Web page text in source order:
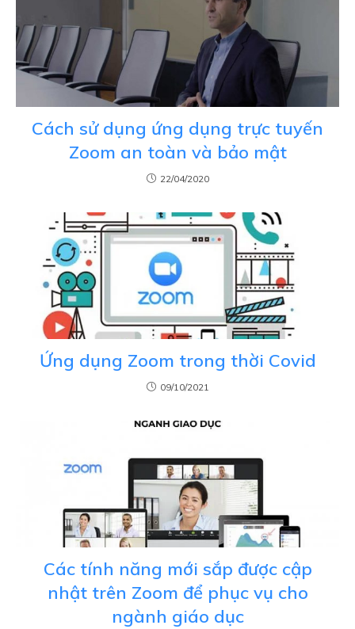
Cách sử dụng ứng dụng trực tuyến
Zoom an toàn và bảo mật
22/04/2020
Ứng dụng Zoom trong thời Covid
09/10/2021
Các tính năng mới sắp được cập
nhật trên Zoom để phục vụ cho
ngành giáo dục